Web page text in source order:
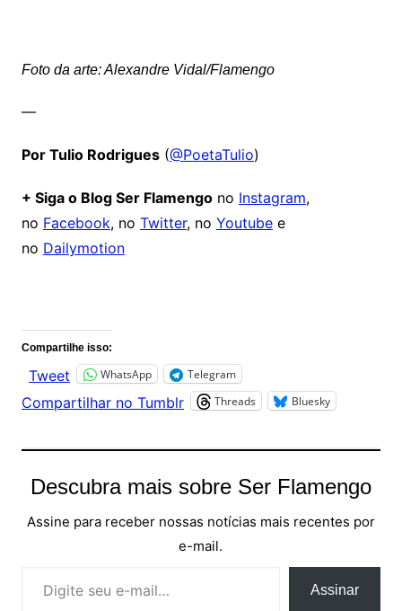
Foto da arte: Alexandre Vidal/Flamengo
—
Por Tulio Rodrigues(@PoetaTulio)
+ Siga o Blog Ser Flamengono Instagram,
no Facebook, no Twitter, no Youtubee
no Dailymotion
Compartilhe isso:
Tweet WhatsApp Telegram
Compartilhar no Tumblr Threads Bluesky
Descubra mais sobre Ser Flamengo
Assine para receber nossas notícias mais recentes por
e-mail.
Assinar